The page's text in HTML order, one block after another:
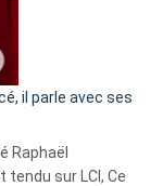
il parle avec ses
Raphaël
sur LCI, Ce